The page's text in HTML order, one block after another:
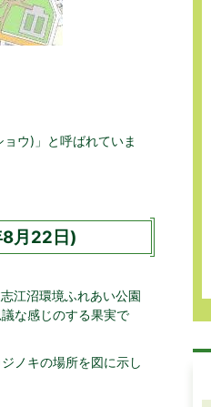
ウ)」と呼ばれていま
8月22日)
江沼環境ふれあい公園
な感じのする果実で
ノキの場所を図に示し